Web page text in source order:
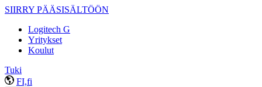
SIIRRY PÄÄSISÄLTÖÖN
Logitech G
Yritykset
Koulut
Tuki
FI,fi